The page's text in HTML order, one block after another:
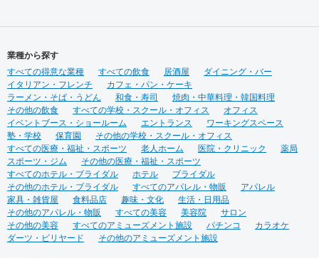
業種から探す
すべての得意な業種
すべての飲食 居酒屋
ダイニング・バー
イタリアン・フレンチ
カフェ・パン・ケーキ
ラーメン・そば・うどん
和食・寿司
焼肉・中華料理・韓国料理
その他の飲食
すべての学校・スクール・オフィス
オフィス
イベントブース・ショールーム
エントランス
ワーキングスペース
塾・学校
保育園
その他の学校・スクール・オフィス
すべての医療・福祉・スポーツ
老人ホーム 医院・クリニック
薬局
スポーツ・ジム
その他の医療・福祉・スポーツ
すべてのホテル・ブライダル
ホテル
ブライダル
その他のホテル・ブライダル
すべてのアパレル・物販
アパレル
家具・雑貨屋
食料品店 趣味・文化
生活・日用品
その他のアパレル・物販
すべての美容 美容院
サロン
その他の美容
すべてのアミューズメント施設 パチンコ
カラオケ
ダーツ・ビリヤード
その他のアミューズメント施設